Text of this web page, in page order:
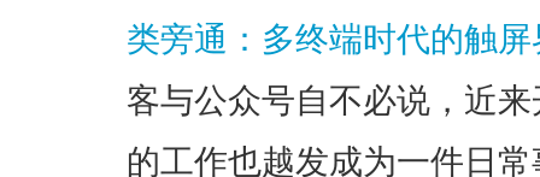
类旁通：多终端时代的触
客与公众号自不必说，近
的工作也越发成为一件日